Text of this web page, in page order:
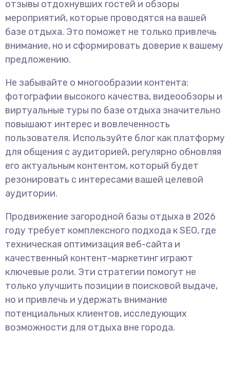
отзывы отдохнувших гостей и обзоры
мероприятий, которые проводятся на вашей
базе отдыха. Это поможет не только привлечь
внимание, но и сформировать доверие к вашему
предложению.
Не забывайте о многообразии контента:
фотографии высокого качества, видеообзоры и
виртуальные туры по базе отдыха значительно
повышают интерес и вовлеченность
пользователя. Используйте блог как платформу
для общения с аудиторией, регулярно обновляя
его актуальным контентом, который будет
резонировать с интересами вашей целевой
аудитории.
Продвижение загородной базы отдыха в 2026
году требует комплексного подхода к SEO, где
техническая оптимизация веб-сайта и
качественный контент-маркетинг играют
ключевые роли. Эти стратегии помогут не
только улучшить позиции в поисковой выдаче,
но и привлечь и удержать внимание
потенциальных клиентов, исследующих
возможности для отдыха вне города.